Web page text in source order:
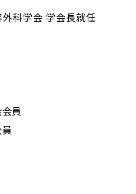
科学会 学会長就任
員